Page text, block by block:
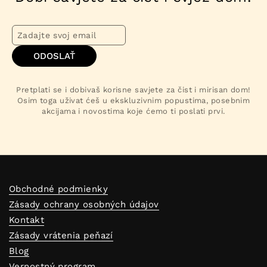
ODOSLAŤ
Pretplati se i dobivaš korisne savjete za čist i mirisan dom!
Osim toga uživat ćeš u ekskluzivnim popustima, posebnim
akcijama i novostima koje ćemo ti poslati prvi.
Obchodné podmienky
Zásady ochrany osobných údajov
Kontakt
Zásady vrátenia peňazí
Blog